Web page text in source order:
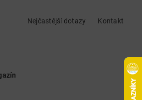
Nejčastější dotazy
Kontakt